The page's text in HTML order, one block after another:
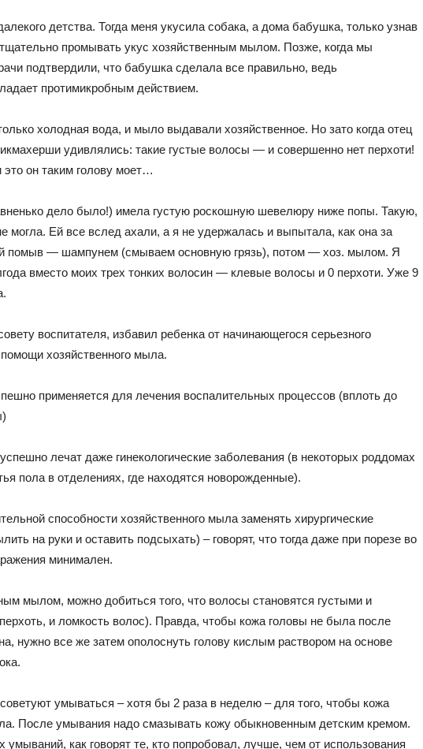
детства. Тогда меня укусила собака, а дома бабушка, только узнав
промывать укус хозяйственным мылом. Позже, когда мы
подтвердили, что бабушка сделала все правильно, ведь
протимикробным действием.
холодная вода, и мыло выдавали хозяйственное. Но зато когда отец
удивлялись: такие густые волосы — и совершенно нет перхоти!
он таким голову моет…
дело было!) имела густую роскошную шевелюру ниже попы. Такую,
могла. Ей все вслед ахали, а я не удержалась и выпытала, как она за
помыв — шампунем (смываем основную грязь), потом — хоз. мылом. Я
вместо моих трех тонких волосин — клевые волосы и 0 перхоти. Уже 9
воспитателя, избавил ребенка от начинающегося серьезного
хозяйственного мыла.
применяется для лечения воспалительных процессов (вплоть до
лечат даже гинекологические заболевания (в некоторых роддомах
пола в отделениях, где находятся новорожденные).
способности хозяйственного мыла заменять хирургические
на руки и оставить подсыхать) – говорят, что тогда даже при порезе во
минимален.
мылом, можно добиться того, что волосы становятся густыми и
и ломкость волос). Правда, чтобы кожа головы не была после
нужно все же затем ополоснуть голову кислым раствором на основе
умываться – хотя бы 2 раза в неделю – для того, чтобы кожа
После умывания надо смазывать кожу обыкновенным детским кремом.
как говорят те, кто попробовал, лучше, чем от использования